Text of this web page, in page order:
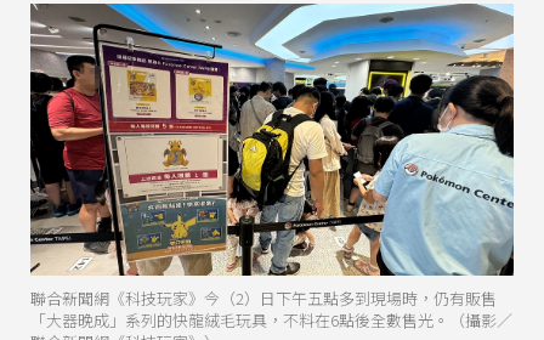
聯合新聞網《科技玩家》今（2）日下午五點多到現場時，仍有販售
「大器晚成」系列的快龍絨毛玩具，不料在6點後全數售光。（攝影／